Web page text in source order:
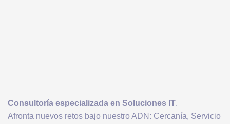
Consultoría especializada en Soluciones IT.
Afronta nuevos retos bajo nuestro ADN: Cercanía, Servicio